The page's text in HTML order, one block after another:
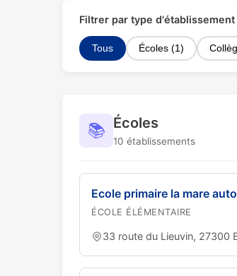
Filtrer par type d'établissement
Tous Écoles (1)
📚 Écoles
10 établissements
Ecole primaire la mare
ÉCOLE ÉLÉMENTAIRE
33 route du Lieuvin, 27300